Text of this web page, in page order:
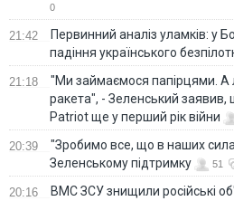
0
21:42
Первинний аналіз уламків: у
падіння українського
21:18
"Ми займаємося папірцями. А
ракета", - Зеленський заявив,
Patriot ще у перший рік війни
20:39
"Зробимо все, що в наших
Зеленському підтримку
51
20:16
ВМС ЗСУ знищили російські